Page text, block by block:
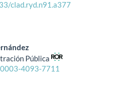
clad.ryd.n91.a377
Pública
4093-7711